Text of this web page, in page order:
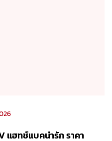
แฮทช์แบคน่ารัก ราคา